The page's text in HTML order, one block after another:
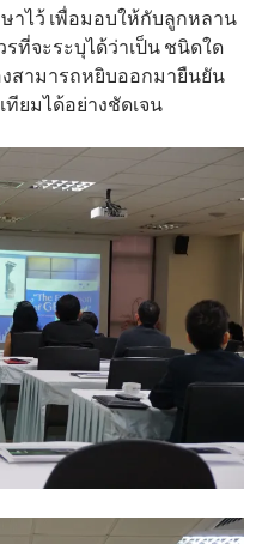
าไว้ เพื่อมอบให้กับลูกหลาน
ที่จะระบุได้ว่าเป็น ชนิดใด
งสามารถหยิบออกมายืนยัน
ยมได้อย่างชัดเจน